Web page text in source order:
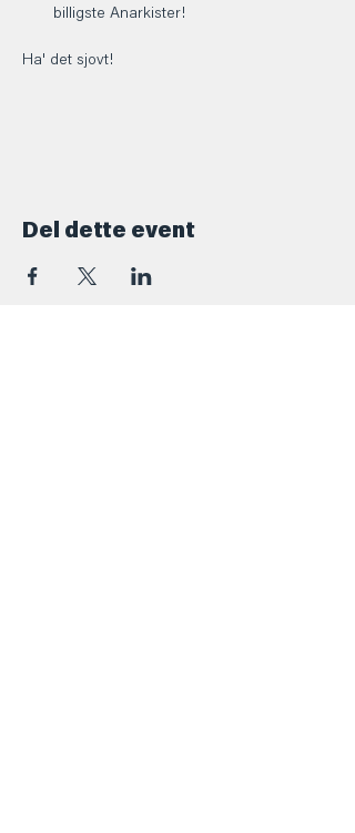
billigste Anarkister!
Ha' det sjovt!
Del dette event